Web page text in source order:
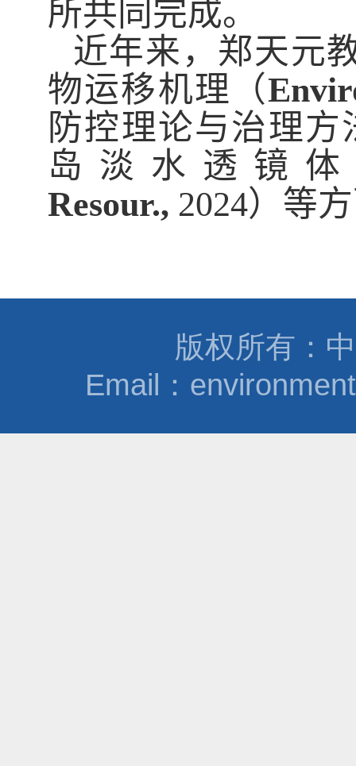
所共同完成。
近年来，郑天元
物运移机理（
防控理论与治理方
岛淡水透镜
Resour., 2024）等
版权所有：
Email：